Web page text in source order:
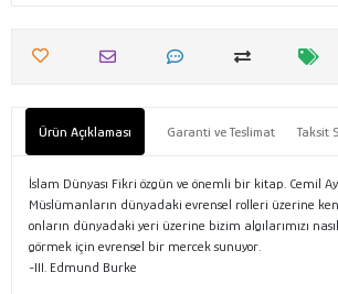
Ürün Açıklaması Garanti ve Teslimat Taksit
İslam Dünyası Fikri özgün ve önemli bir kitap. Cemil
Müslümanların dünyadaki evrensel rolleri üzerine
onların dünyadaki yeri üzerine bizim algılarımızı
görmek için evrensel bir mercek sunuyor.
-III. Edmund Burke